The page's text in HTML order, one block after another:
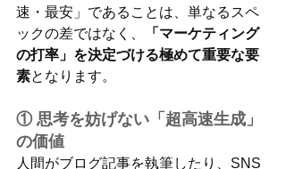
速・最安」であることは、単なるスペ
ックの差ではなく、
「マーケティング
の打率」を決定づける極めて重要な要
素となります。
① 思考を妨げない「超高速生成」
の価値
人間がブログ記事を執筆したり、SNS